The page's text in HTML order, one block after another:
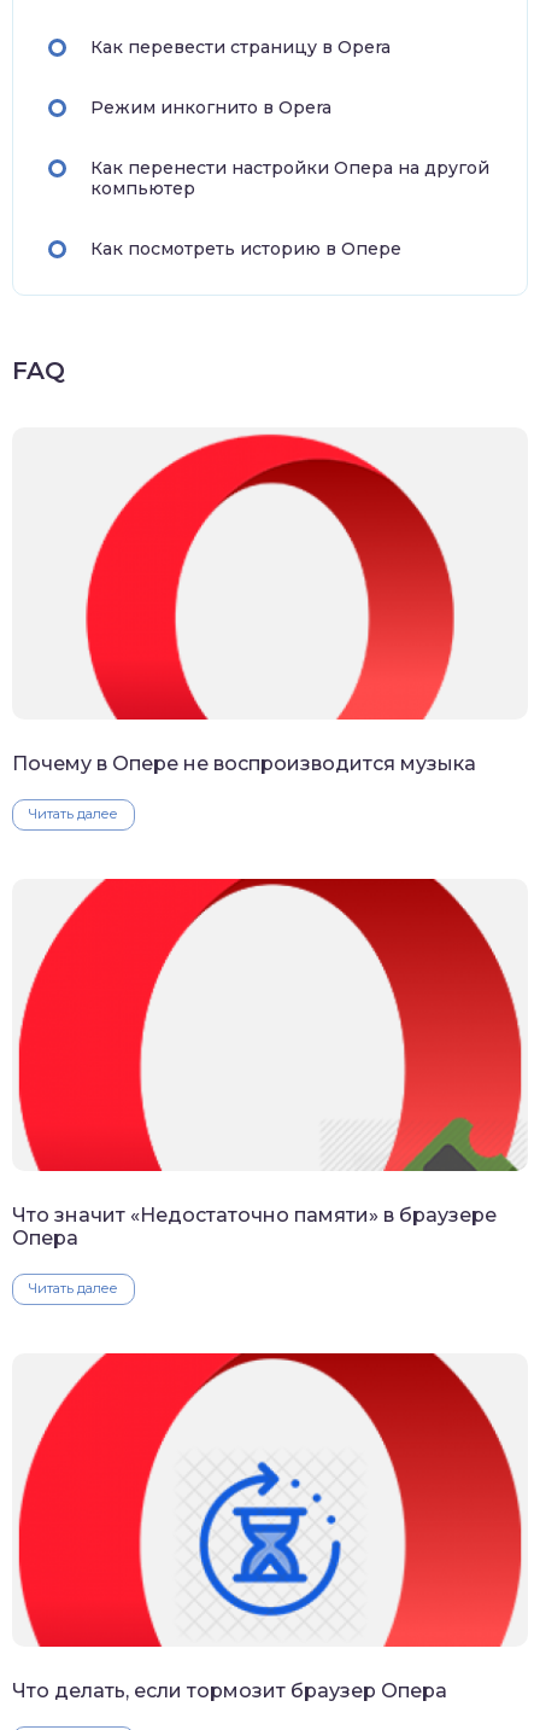
Как перевести страницу в Opera
Режим инкогнито в Opera
Как перенести настройки Опера на другой
компьютер
Как посмотреть историю в Опере
FAQ
Почему в Опере не воспроизводится музыка
Читать далее
Что значит «Недостаточно памяти» в браузере
Опера
Читать далее
Что делать, если тормозит браузер Опера